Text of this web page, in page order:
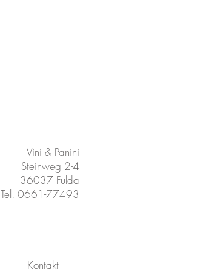
Vini & Panini
Steinweg 2-4
36037 Fulda
Tel. 0661-77493
Kontakt